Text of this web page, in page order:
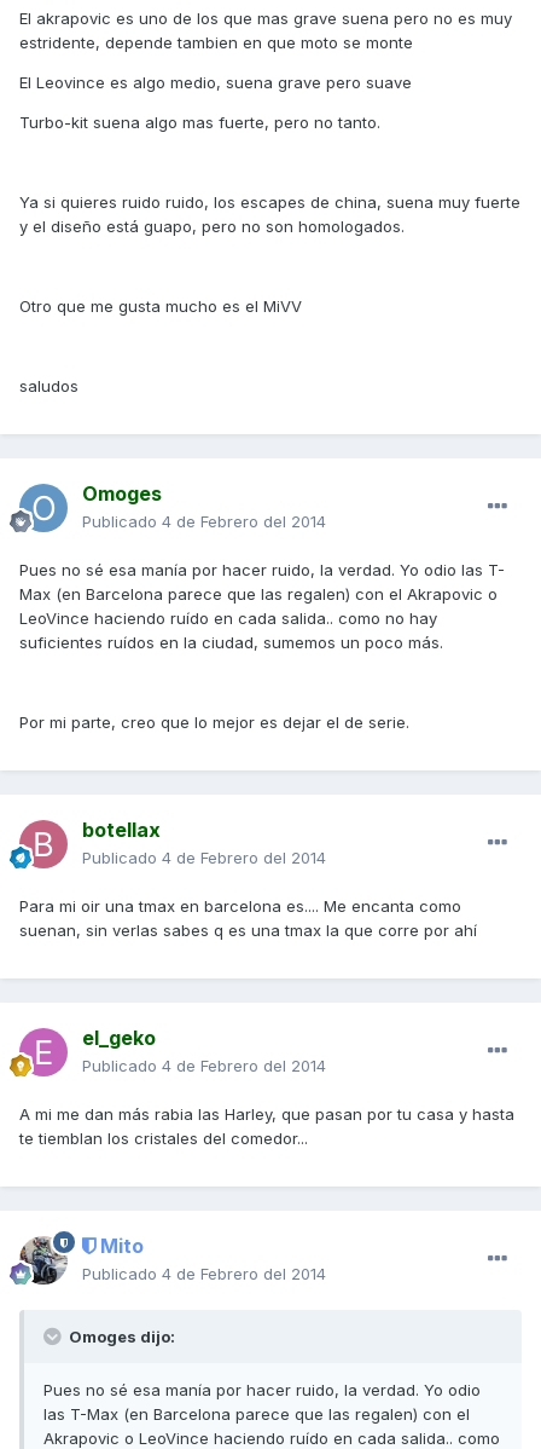
El akrapovic es uno de los que mas grave suena pero no es muy
estridente, depende tambien en que moto se monte
El Leovince es algo medio, suena grave pero suave
Turbo-kit suena algo mas fuerte, pero no tanto.
Ya si quieres ruido ruido, los escapes de china, suena muy fuerte
y el diseño está guapo, pero no son homologados.
Otro que me gusta mucho es el MiVV
saludos
Omoges
Publicado 4 de Febrero del 2014
Pues no sé esa manía por hacer ruido, la verdad. Yo odio las T-
Max (en Barcelona parece que las regalen) con el Akrapovic o
LeoVince haciendo ruído en cada salida.. como no hay
suficientes ruídos en la ciudad, sumemos un poco más.
Por mi parte, creo que lo mejor es dejar el de serie.
botellax
Publicado 4 de Febrero del 2014
Para mi oir una tmax en barcelona es.... Me encanta como
suenan, sin verlas sabes q es una tmax la que corre por ahí
el_geko
Publicado 4 de Febrero del 2014
A mi me dan más rabia las Harley, que pasan por tu casa y hasta
te tiemblan los cristales del comedor...
Mito
Publicado 4 de Febrero del 2014
Omoges dijo:
Pues no sé esa manía por hacer ruido, la verdad. Yo odio
las T-Max (en Barcelona parece que las regalen) con el
Akrapovic o LeoVince haciendo ruído en cada salida.. como